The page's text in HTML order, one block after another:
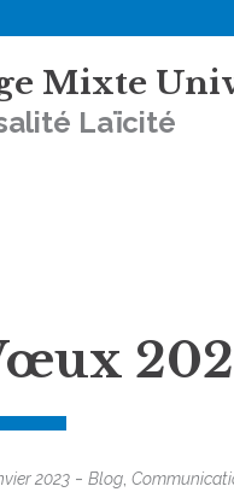
Mixte
Laïcité
2023 - Blog,